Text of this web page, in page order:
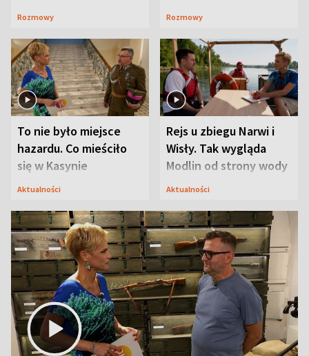
Waligórskiej-Lisieckiej.
Rozmowy
Maciusiu I”
Rozmowy
To nie było miejsce
hazardu. Co mieściło
się w Kasynie
Oficerskim?
Aktualności
Rejs u zbiegu Narwi i
Wisły. Tak wygląda
Modlin od strony wody
Aktualności